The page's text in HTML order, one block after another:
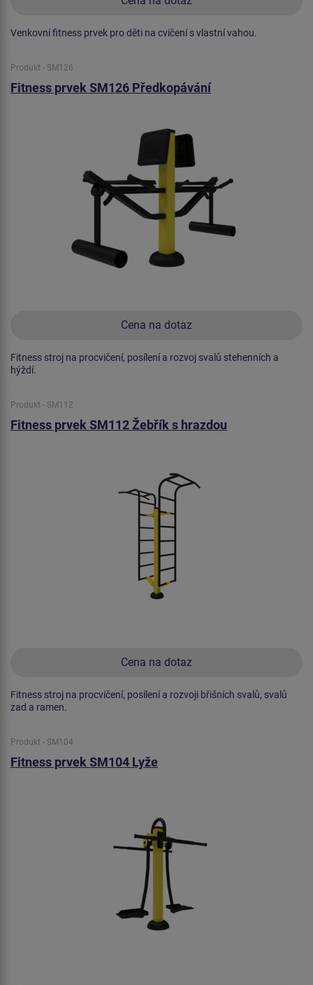
Venkovní fitness prvek pro děti na cvičení s vlastní vahou.
Produkt - SM126
Fitness prvek SM126 Předkopávání
Cena na dotaz
Fitness stroj na procvičení, posílení a rozvoj svalů stehenních a
hýždí.
Produkt - SM112
Fitness prvek SM112 Žebřík s hrazdou
Cena na dotaz
Fitness stroj na procvičení, posílení a rozvoji břišních svalů, svalů
zad a ramen.
Produkt - SM104
Fitness prvek SM104 Lyže